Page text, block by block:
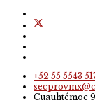
+52 55 5543
Cuauhtémoc